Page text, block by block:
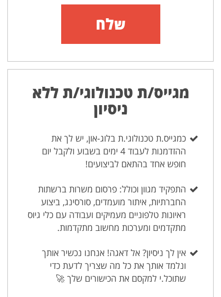
שלח
מגייס/ת טכנולוגי/ת ללא
ניסיון
כמגייס.ת טכנולוגי.ת בלוג-און, יש לך את
ההזדמנות לעבוד 4 ימים בשבוע ולקבל יום
חופש אחד בהתאם לביצועים!
התפקיד מגוון וכולל: פרסום משרות ברשתות
החברתיות, איתור מועמדים, סורסינג, ביצוע
ראיונות טלפוניים מעמיקים ועבודה עם כלי גיוס
מתקדמים ומערכות מחשוב מתקדמות.
אין לך ניסיון? אל דאגה! אנחנו נכשיר אותך
ונלמד אותך את כל מה שצריך לדעת כדי
שתוכל.י למקסם את הכישורים שלך 🚀